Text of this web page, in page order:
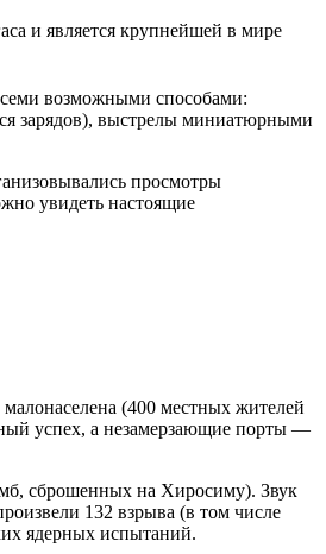
и является крупнейшей в мире
возможными способами:
зарядов), выстрелы миниатюрными
просмотры
увидеть настоящие
(400 местных жителей
успех, а незамерзающие порты —
сброшенных на Хиросиму). Звук
132 взрыва (в том числе
ядерных испытаний.